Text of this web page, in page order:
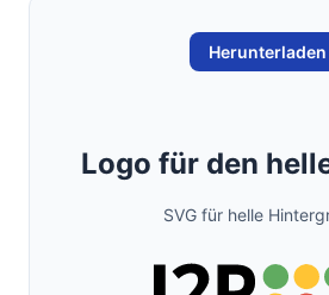
Herunterladen
Logo für den
SVG für helle